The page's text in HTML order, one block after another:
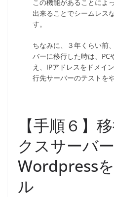
この機能があることによ
出来ることでシームレス
す。
ちなみに、３年くらい前
バーに移行した時は、
え、IPアドレスをドメイ
行先サーバーのテストを
【手順６】
クスサーバ
Wordpress
ル